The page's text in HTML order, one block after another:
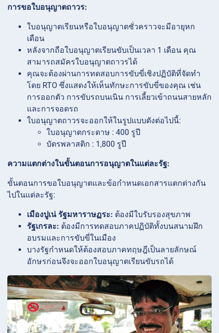
การขอใบอนุญาตถาวร:
ใบอนุญาตเรียนหรือใบอนุญาตชั่วคราวจะมีอายุหก
เดือน
หลังจากถือใบอนุญาตเรียนขับเป็นเวลา 1 เดือน คุณ
สามารถสมัครใบอนุญาตถาวรได้
คุณจะต้องผ่านการทดสอบการขับขี่เชิงปฏิบัติที่จัดทำ
โดย RTO ซึ่งแสดงให้เห็นทักษะการขับขี่ของคุณ เช่น
การออกตัว การขับรถบนเนิน การเลี้ยวเข้าถนนสายหลัก
และการจอดรถ
ใบอนุญาตถาวรจะออกให้ในรูปแบบดังต่อไปนี้:
ใบอนุญาตกระดาษ : 400 รูปี
บัตรพลาสติก : 1,800 รูปี
ความแตกต่างในขั้นตอนการอนุญาตในแต่ละรัฐ:
ขั้นตอนการขอใบอนุญาตและข้อกำหนดเอกสารแตกต่างกัน
ไปในแต่ละรัฐ:
เมืองปูเน่ รัฐมหาราษฏระ: ต้องมีใบรับรองสุขภาพ
รัฐเกรละ: ต้องมีการทดสอบภาคปฏิบัติทั้งบนสนามฝึก
อบรมและการขับขี่ในเมือง
บางรัฐกำหนดให้ต้องสอบภาคทฤษฎีเป็นลายลักษณ์
อักษรก่อนจึงจะออกใบอนุญาตเรียนขับรถได้